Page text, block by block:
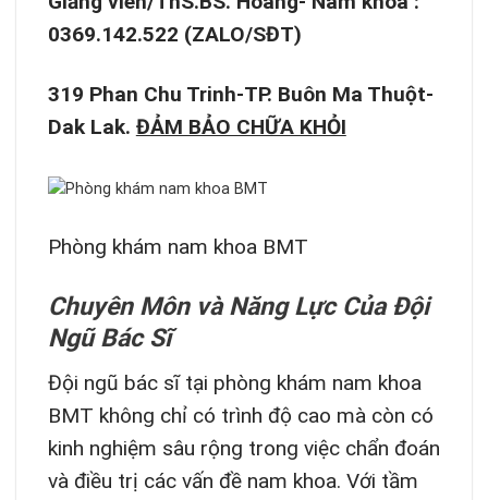
0369.142.522 (ZALO/SĐT)
319 Phan Chu Trinh-TP. Buôn Ma Thuột-
Dak Lak. ĐẢM BẢO CHỮA KHỎI
Phòng khám nam khoa BMT
Chuyên Môn và Năng Lực Của Đội
Ngũ Bác Sĩ
Đội ngũ bác sĩ tại phòng khám nam khoa
BMT không chỉ có trình độ cao mà còn có
kinh nghiệm sâu rộng trong việc chẩn đoán
và điều trị các vấn đề nam khoa. Với tầm